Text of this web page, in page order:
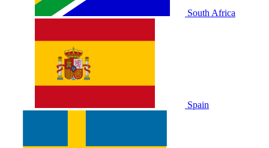
South Africa
Spain